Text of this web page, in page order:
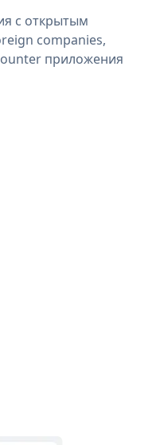
с открытым
companies,
приложения